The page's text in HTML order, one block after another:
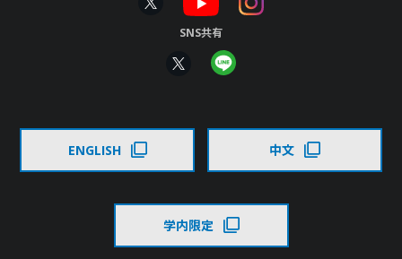
SNS共有
ENGLISH 中文
学内限定